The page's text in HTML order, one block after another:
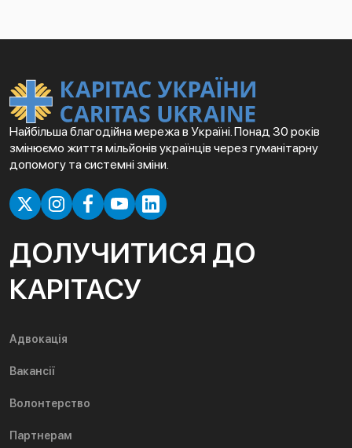
Найбільша благодійна мережа в Україні. Понад 30 років
змінюємо життя мільйонів українців через гуманітарну
допомогу та системні зміни.
ДОЛУЧИТИСЯ ДО
КАРІТАСУ
Адвокація
Вакансії
Волонтерство
Партнерам